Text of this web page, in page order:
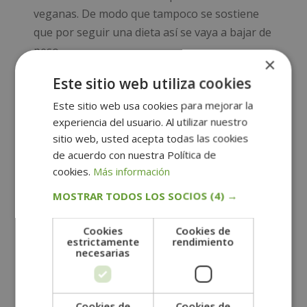
veganas. De modo que tampoco se sostiene
que por seguir una dieta así se vaya a bajar de
peso.
Plan cetogénico, dieta famosa
por su efectividad
Esta es una de las dietas de moda más
populares. Consiste en seguir una
alimentación baja en carbohidratos, proteínas
y alta en alimentos grasos.
Cuando nuestro organismo solo ingiere, en su
mayoría, alimentos grasos los utiliza como
fuente principal de energía. En consecuencia,
aumentan los niveles de cetonas en el cuerpo.
Según los expertos en nutrición este tipo de
alimentación ayuda a controlar el hambre y,
×
Este sitio web utiliza cookies
Este sitio web usa cookies para mejorar la
experiencia del usuario. Al utilizar nuestro
sitio web, usted acepta todas las cookies
de acuerdo con nuestra Política de
cookies. Más información
MOSTRAR TODOS LOS SOCIOS (4) →
Cookies
estrictamente
necesarias
Cookies de
rendimiento